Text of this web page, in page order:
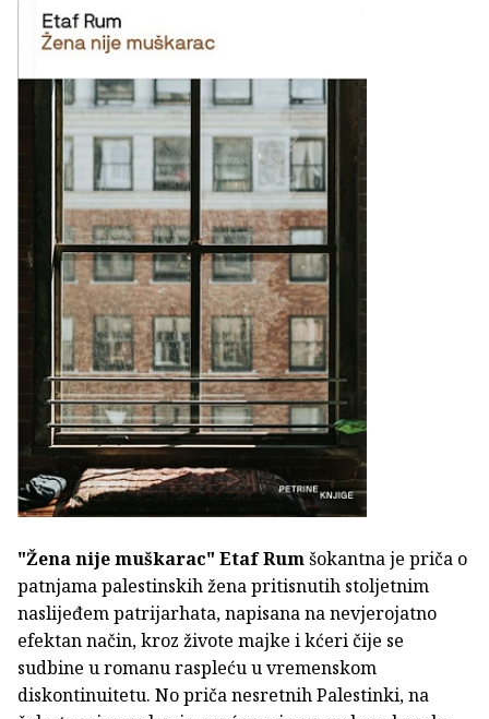
"Žena nije muškarac" Etaf Rumšokantna je priča o
patnjama palestinskih žena pritisnutih stoljetnim
naslijeđem patrijarhata, napisana na nevjerojatno
efektan način, kroz živote majke i kćeri čije se
sudbine u romanu raspleću u vremenskom
diskontinuitetu. No priča nesretnih Palestinki, na